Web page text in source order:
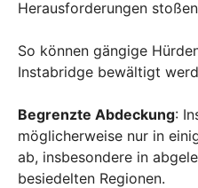
Herausforderungen
So können gängige
Instabridge bewältigt
Begrenzte Abdeckung:
möglicherweise nur in
ab, insbesondere in
besiedelten Regionen.